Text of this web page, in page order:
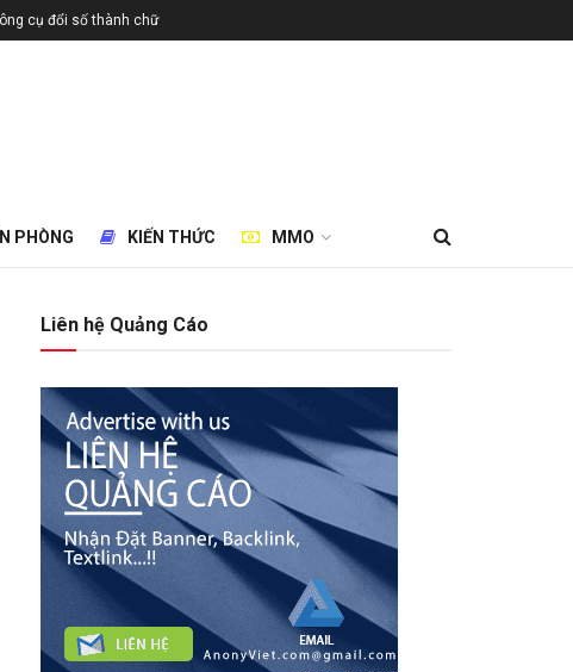
cụ đổi số thành chữ
PHÒNG KIẾN THỨC MMO
Liên hệ Quảng Cáo